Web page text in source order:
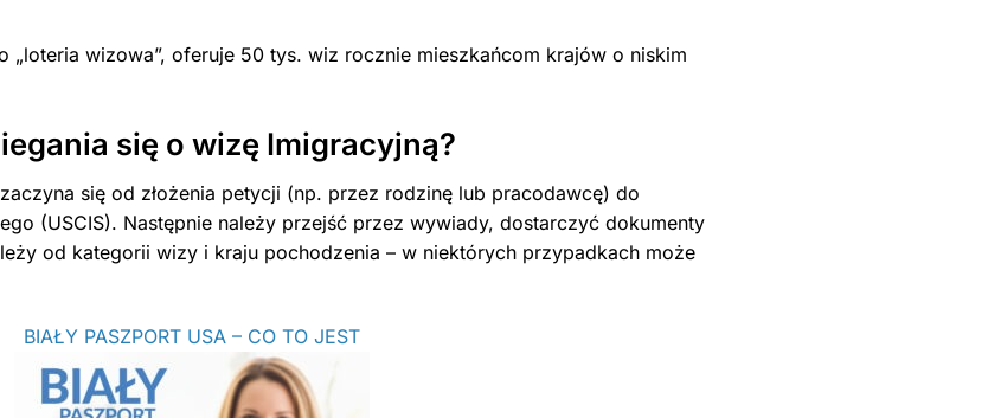
„loteria wizowa”, oferuje 50 tys. wiz rocznie mieszkańcom krajów o niskim
się o wizę Imigracyjną?
się od złożenia petycji (np. przez rodzinę lub pracodawcę) do
(USCIS). Następnie należy przejść przez wywiady, dostarczyć dokumenty
od kategorii wizy i kraju pochodzenia – w niektórych przypadkach może
BIAŁY PASZPORT USA – CO TO JEST